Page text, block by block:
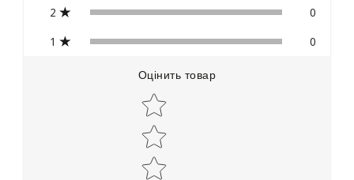
2
0
1
0
Оцінить товар
Star rating